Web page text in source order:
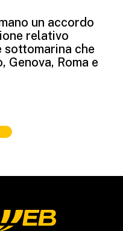
un accordo
relativo
che
Genova, Roma e